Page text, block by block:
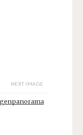
NEXT IMAGE